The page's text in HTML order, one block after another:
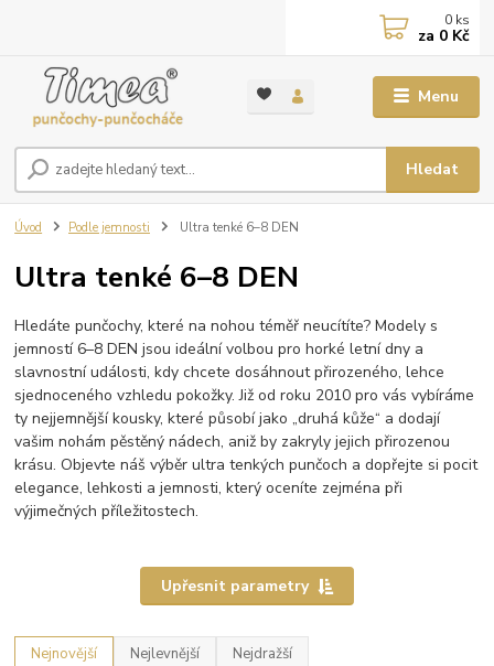
Menu
Hledat
0 ks
za 0 Kč
Úvod Podle jemnosti Ultra tenké 6–8 DEN
Ultra tenké 6–8 DEN
Hledáte punčochy, které na nohou téměř neucítíte? Modely s
jemností 6–8 DEN jsou ideální volbou pro horké letní dny a
slavnostní události, kdy chcete dosáhnout přirozeného, lehce
sjednoceného vzhledu pokožky. Již od roku 2010 pro vás vybíráme
ty nejjemnější kousky, které působí jako „druhá kůže“ a dodají
vašim nohám pěstěný nádech, aniž by zakryly jejich přirozenou
krásu. Objevte náš výběr ultra tenkých punčoch a dopřejte si pocit
elegance, lehkosti a jemnosti, který oceníte zejména při
výjimečných příležitostech.
Upřesnit parametry
Nejnovější Nejlevnější Nejdražší